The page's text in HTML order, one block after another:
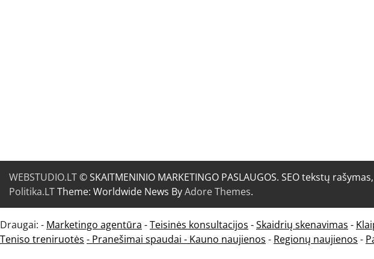
WEBSTUDIO.LT© SKAITMENINIO MARKETINGO PASLAUGOS. SEO tekstų
Politika.LTTheme: Worldwide News ByAdore Themes.
Draugai: - Marketingo agentūra -Teisinės konsultacijos -Skaidrių skenavimas -
Teniso treniruotės - Pranešimai spaudai - Kauno naujienos - Regionų naujienos -